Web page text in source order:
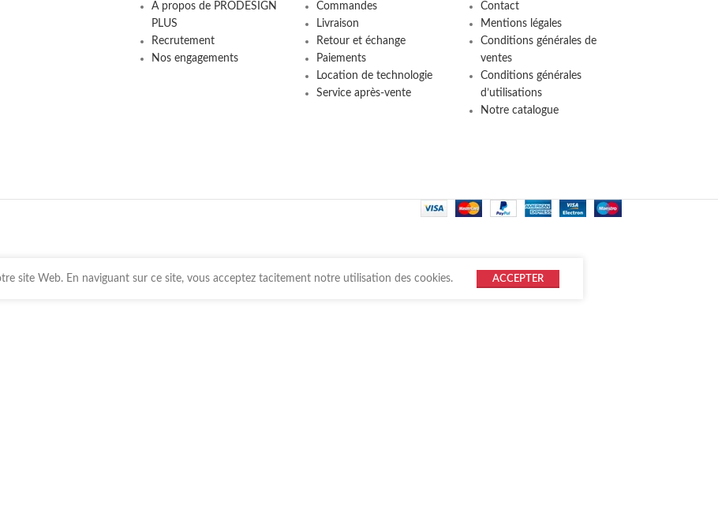
À propos de PRODESIGN
PLUS
Recrutement
Nos engagements
Commandes
Livraison
Retour et échange
Paiements
Location de technologie
Service après-vente
Contact
Mentions légales
Conditions générales de
ventes
Conditions générales
d’utilisations
Notre catalogue
site Web. En naviguant sur ce site, vous acceptez tacitement notre utilisation des cookies. ACCEPTER